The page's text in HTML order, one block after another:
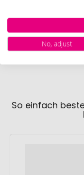
herunterladen.
So einfach
No, adjust